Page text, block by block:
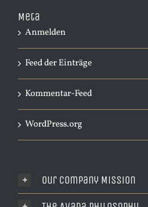
Meta
Anmelden
Feed der Einträge
Kommentar-Feed
WordPress.org
Our Company Mission